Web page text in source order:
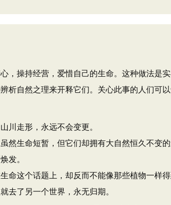
，操持经营，爱惜自己的生命。这种做法是
析自然之理来开释它们。关心此事的人们可以
川走形，永远不会变更。
然生命短暂，但它们却拥有大自然恒久不变
发。
命这个话题上，却反而不能像那些植物一样得
去了另一个世界，永无归期。